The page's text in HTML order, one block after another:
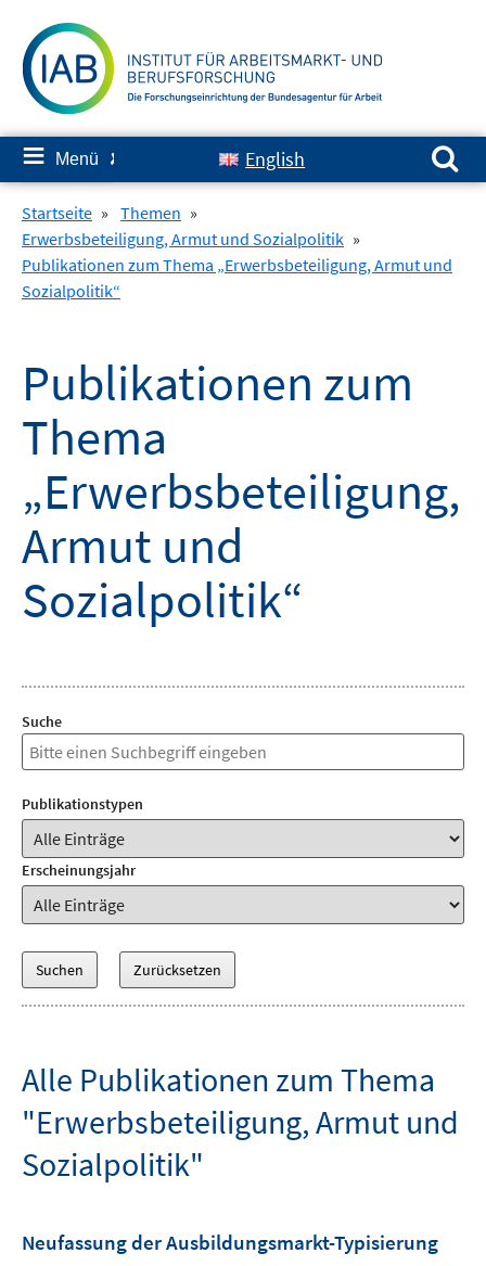
zum
Inhalt
≡ Menü ✘ English
Suchen nach:
Startseite » Themen »
Erwerbsbeteiligung, Armut und Sozialpolitik »
Publikationen zum Thema „Erwerbsbeteiligung, Armut und
Sozialpolitik“
Publikationen zum
Thema
„Erwerbsbeteiligung,
Armut und
Sozialpolitik“
Suche
Publikationstypen
Erscheinungsjahr
Alle Publikationen zum Thema
"Erwerbsbeteiligung, Armut und
Sozialpolitik"
Neufassung der Ausbildungsmarkt-Typisierung